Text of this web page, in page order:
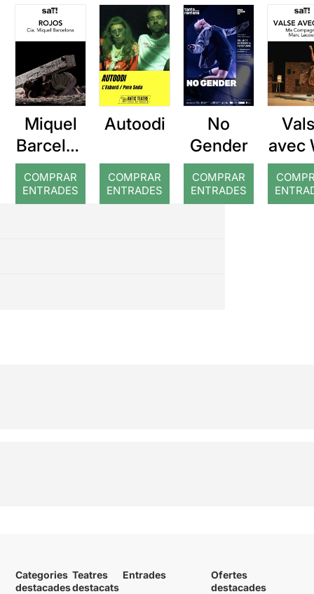
Miquel
Barcelon
a: Rojos
COMPRAR
ENTRADES
Autoodi
COMPRAR
ENTRADES
No
Gender
COMPRAR
ENTRADES
avec
Categories
destacades
Teatres
destacats
Entrades
Ofertes
destacades